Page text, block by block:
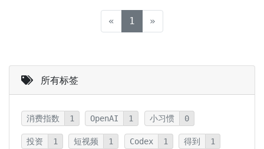
« 1 (current)
»
所有标签
消费指数 1 OpenAI 1 小习惯 0
投资 1 短视频 1 Codex 1 得到 1